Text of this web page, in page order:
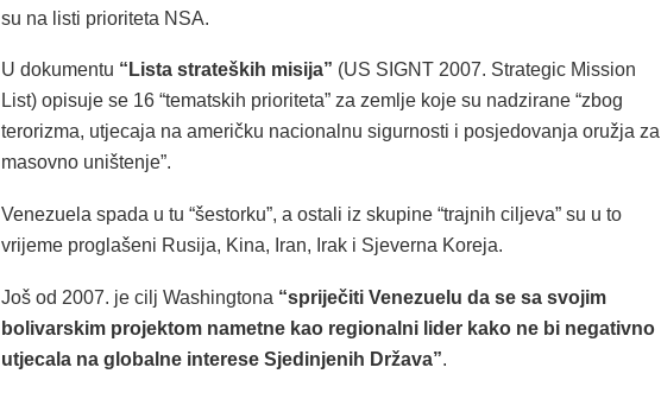
su na listi prioriteta NSA.
U dokumentu “Lista strateških misija” (US SIGNT 2007. Strategic Mission
List) opisuje se 16 “tematskih prioriteta” za zemlje koje su nadzirane “zbog
terorizma, utjecaja na američku nacionalnu sigurnosti i posjedovanja oružja za
masovno uništenje”.
Venezuela spada u tu “šestorku”, a ostali iz skupine “trajnih ciljeva” su u to
vrijeme proglašeni Rusija, Kina, Iran, Irak i Sjeverna Koreja.
Još od 2007. je cilj Washingtona “spriječiti Venezuelu da se sa svojim
bolivarskim projektom nametne kao regionalni lider kako ne bi negativno
utjecala na globalne interese Sjedinjenih Država”.